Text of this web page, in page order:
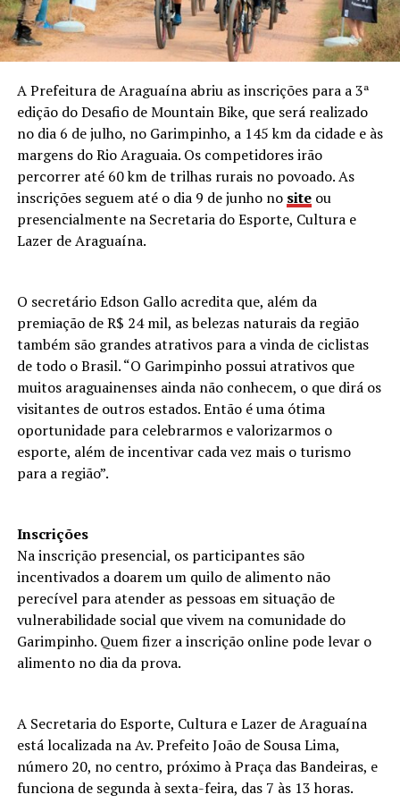
A Prefeitura de Araguaína abriu as inscrições para a 3ª
edição do Desafio de Mountain Bike, que será realizado
no dia 6 de julho, no Garimpinho, a 145 km da cidade e às
margens do Rio Araguaia. Os competidores irão
percorrer até 60 km de trilhas rurais no povoado. As
inscrições seguem até o dia 9 de junho no site ou
presencialmente na Secretaria do Esporte, Cultura e
Lazer de Araguaína.
O secretário Edson Gallo acredita que, além da
premiação de R$ 24 mil, as belezas naturais da região
também são grandes atrativos para a vinda de ciclistas
de todo o Brasil. “O Garimpinho possui atrativos que
muitos araguainenses ainda não conhecem, o que dirá os
visitantes de outros estados. Então é uma ótima
oportunidade para celebrarmos e valorizarmos o
esporte, além de incentivar cada vez mais o turismo
para a região”.
Inscrições
Na inscrição presencial, os participantes são
incentivados a doarem um quilo de alimento não
perecível para atender as pessoas em situação de
vulnerabilidade social que vivem na comunidade do
Garimpinho. Quem fizer a inscrição online pode levar o
alimento no dia da prova.
A Secretaria do Esporte, Cultura e Lazer de Araguaína
está localizada na Av. Prefeito João de Sousa Lima,
número 20, no centro, próximo à Praça das Bandeiras, e
funciona de segunda à sexta-feira, das 7 às 13 horas.